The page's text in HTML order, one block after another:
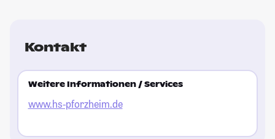
Kontakt
Weitere Informationen / Services
www.hs-pforzheim.de